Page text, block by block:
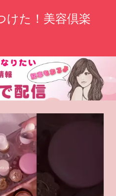
けた！美容倶楽